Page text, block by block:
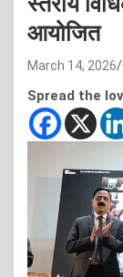
आयोजित
March 14, 2026
Spread the